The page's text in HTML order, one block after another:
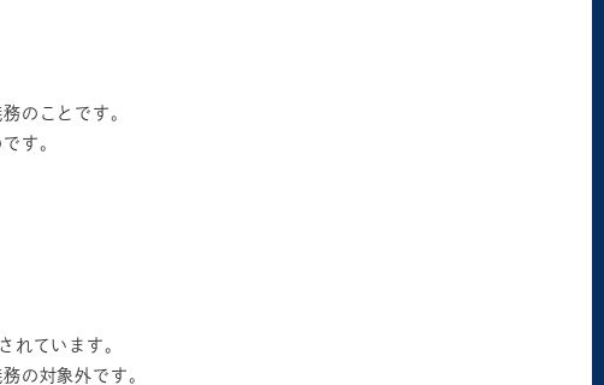
のことです。
す。
れています。
の対象外です。